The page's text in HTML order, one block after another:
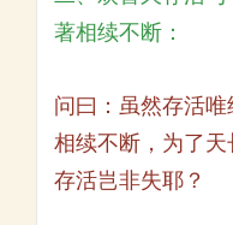
著相续不断：
问曰：虽然存活
相续不断，为了
存活岂非失耶？